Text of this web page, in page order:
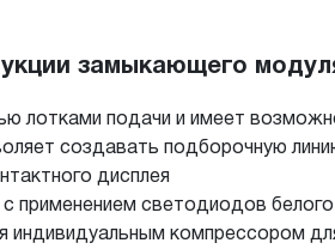
замыкающего
лотками подачи и имеет
создавать подборочную
дисплея
применением светодиодов белого
компрессором